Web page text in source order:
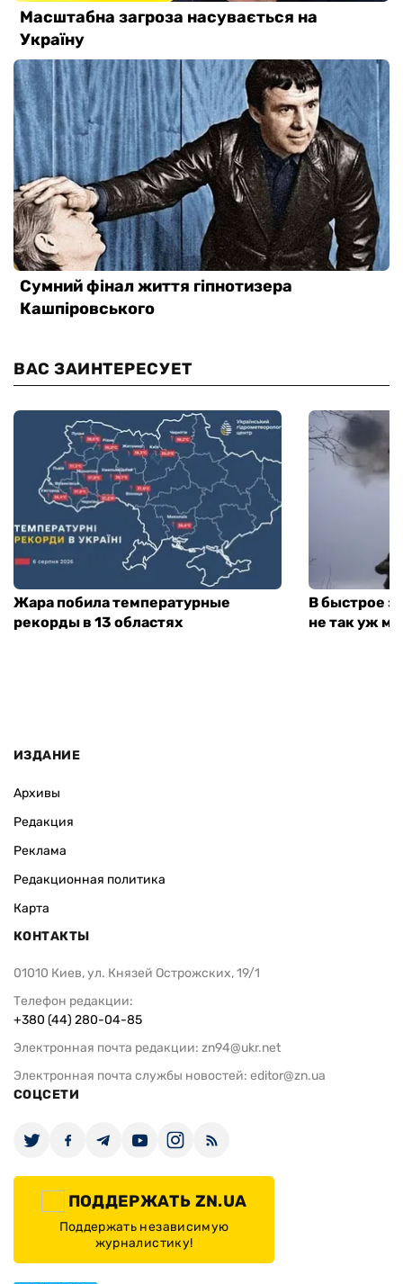
ВАС ЗАИНТЕРЕСУЕТ
Жара побила температурные
рекорды в 13 областях
В быстрое
не так уж
ИЗДАНИЕ
Архивы
Редакция
Реклама
Редакционная политика
Карта
КОНТАКТЫ
01010 Киев, ул. Князей Острожских, 19/1
Телефон редакции:
+380 (44) 280-04-85
Электронная почта редакции: zn94@ukr.net
Электронная почта службы новостей: editor@zn.ua
СОЦСЕТИ
ПОДДЕРЖАТЬ ZN.UA
Поддержать независимую
журналистику!